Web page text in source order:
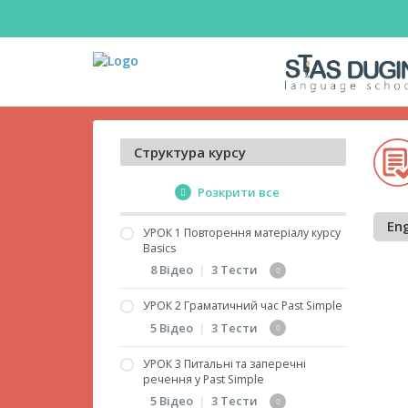
Структура курсу
Розкрити все
УРОК 1 Повторення матеріалу курсу
Basics
8 Відео | 3 Тести
Дієслова to have і to be
Переклад речень з
дієсловом to be
(частина 1)
УРОК 2 Граматичний час Past Simple
5 Відео | 3 Тести
Past Simple. Правильні
дієслова
УРОК 3 Питальні та заперечні
речення у Past Simple
5 Відео | 3 Тести